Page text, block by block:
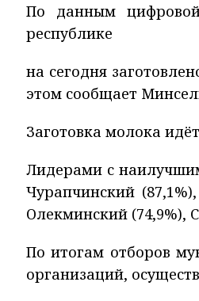
По данным
республике
на сегодня
этом сообщает
Заготовка молока
Лидерами с
Чурапчинский
Олекминский (74,9%),
По итогам отборов
организаций,